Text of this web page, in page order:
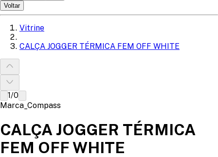
Voltar
Vitrine
CALÇA JOGGER TÉRMICA FEM OFF WHITE
1/0
Marca_Compass
CALÇA JOGGER TÉRMICA
FEM OFF WHITE